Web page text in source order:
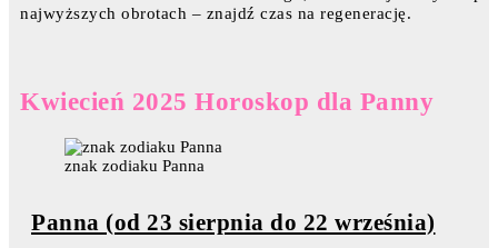
najwyższych obrotach – znajdź czas na regenerację.
Kwiecień 2025 Horoskop dla Panny
znak zodiaku Panna
Panna (od 23 sierpnia do 22 września)